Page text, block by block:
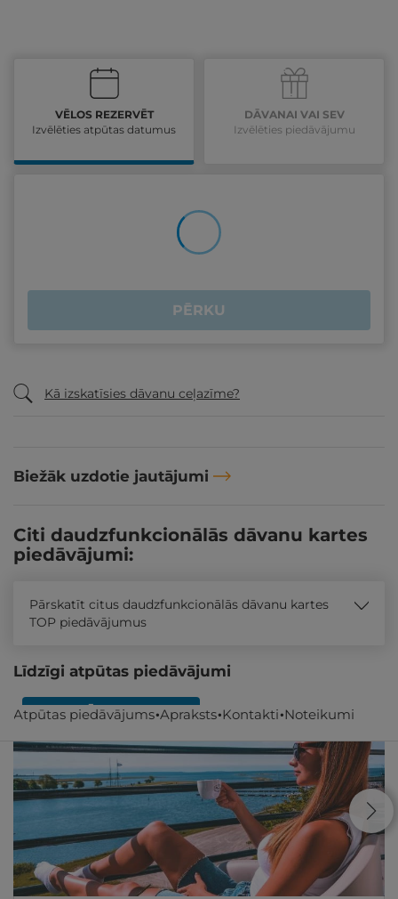
VĒLOS REZERVĒT
Izvēlēties atpūtas datumus
DĀVANAI VAI SEV
Izvēlēties piedāvājumu
PĒRKU
Kā izskatīsies dāvanu ceļazīme?
Biežāk uzdotie jautājumi
Atpūtas piedāvājums Apraksts Kontakti Noteikumi
Citi daudzfunkcionālās dāvanu kartes
piedāvājumi:
Pārskatīt citus daudzfunkcionālās dāvanu kartes
TOP piedāvājumus
Līdzīgi atpūtas piedāvājumi
REZERVĀCIJAinternetā